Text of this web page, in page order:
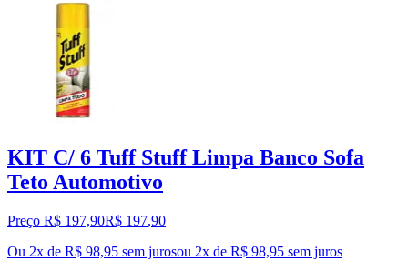
KIT C/ 6 Tuff Stuff Limpa Banco Sofa
Teto Automotivo
Preço R$ 197,90R$ 197,90
Ou 2x de R$ 98,95 sem jurosou 2x de R$ 98,95 sem juros